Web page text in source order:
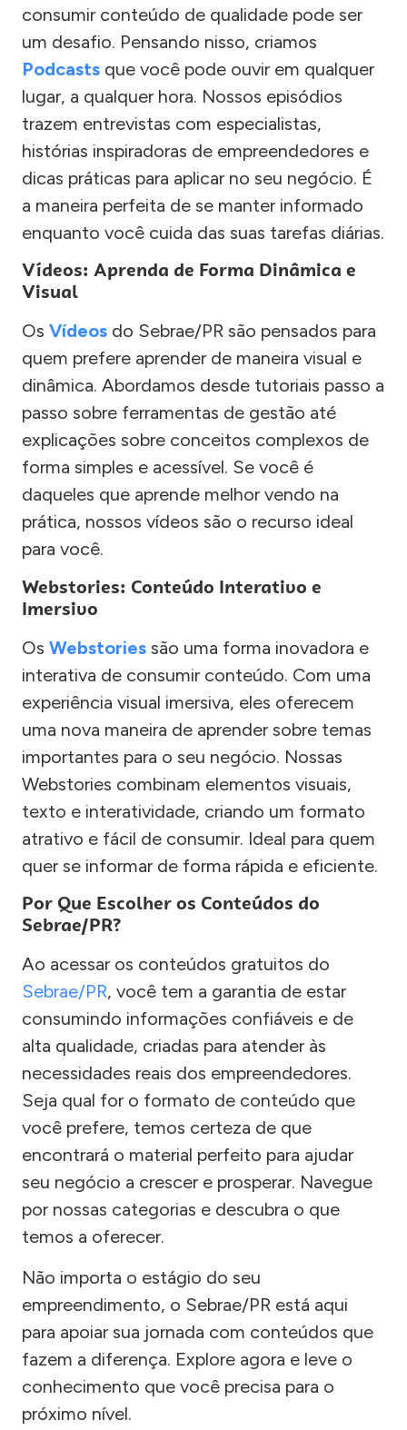
consumir conteúdo de qualidade pode ser
um desafio. Pensando nisso, criamos
Podcasts que você pode ouvir em qualquer
lugar, a qualquer hora. Nossos episódios
trazem entrevistas com especialistas,
histórias inspiradoras de empreendedores e
dicas práticas para aplicar no seu negócio. É
a maneira perfeita de se manter informado
enquanto você cuida das suas tarefas diárias.
Vídeos: Aprenda de Forma Dinâmica e
Visual
Os Vídeos do Sebrae/PR são pensados para
quem prefere aprender de maneira visual e
dinâmica. Abordamos desde tutoriais passo a
passo sobre ferramentas de gestão até
explicações sobre conceitos complexos de
forma simples e acessível. Se você é
daqueles que aprende melhor vendo na
prática, nossos vídeos são o recurso ideal
para você.
Webstories: Conteúdo Interativo e
Imersivo
Os Webstories são uma forma inovadora e
interativa de consumir conteúdo. Com uma
experiência visual imersiva, eles oferecem
uma nova maneira de aprender sobre temas
importantes para o seu negócio. Nossas
Webstories combinam elementos visuais,
texto e interatividade, criando um formato
atrativo e fácil de consumir. Ideal para quem
quer se informar de forma rápida e eficiente.
Por Que Escolher os Conteúdos do
Sebrae/PR?
Ao acessar os conteúdos gratuitos do
Sebrae/PR, você tem a garantia de estar
consumindo informações confiáveis e de
alta qualidade, criadas para atender às
necessidades reais dos empreendedores.
Seja qual for o formato de conteúdo que
você prefere, temos certeza de que
encontrará o material perfeito para ajudar
seu negócio a crescer e prosperar. Navegue
por nossas categorias e descubra o que
temos a oferecer.
Não importa o estágio do seu
empreendimento, o Sebrae/PR está aqui
para apoiar sua jornada com conteúdos que
fazem a diferença. Explore agora e leve o
conhecimento que você precisa para o
próximo nível.